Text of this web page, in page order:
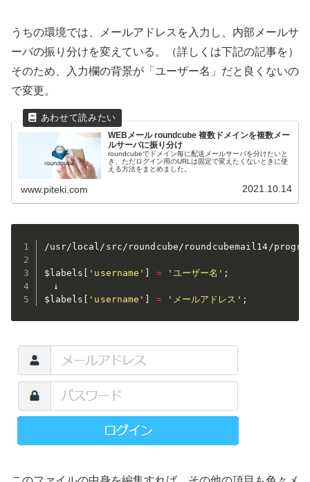
うちの環境では、メールアドレスを入力し、内部メールサ
ーバの振り分けを変えている。（詳しくは下記の記事を）
そのため、入力欄の背景が「ユーザー名」だと良くないの
で変更。
WEBメール roundcube 複数ドメインを複数メー
ルサーバに振り分け
roundcubeでドメイン毎に配送メールサーバを分けたいと
き、ただログイン用のURLは固定で変えたくないときに使
える方法をまとめました。
www.piteki.com 2021.10.14
/usr/local/src/roundcube/roundcubemail14/
$labels [ 'username' ] = 'ユーザー名' ;
$labels [ 'username' ] = 'メールアドレス' ;